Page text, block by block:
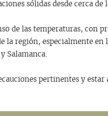
sólidas desde cerca de
de las temperaturas, con
la región, especialmente en
Salamanca.
pertinentes y estar